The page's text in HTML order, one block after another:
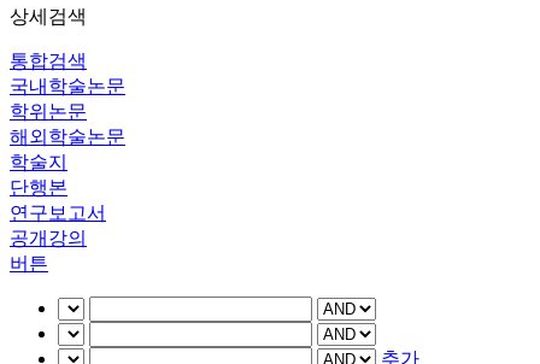
상세검색
통합검색
국내학술논문
학위논문
해외학술논문
학술지
단행본
연구보고서
공개강의
버튼
추가